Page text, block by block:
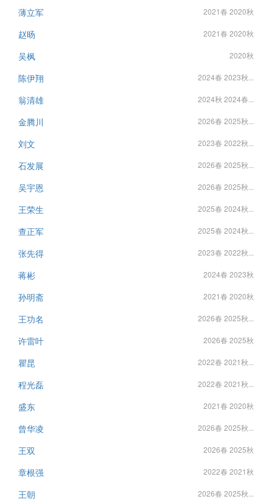
薄立军 2021春 2020秋
赵旸 2021春 2020秋
吴枫 2020秋
陈伊翔 2024春 2023秋...
翁清雄 2024秋 2024春...
金腾川 2026春 2025秋...
刘文 2023春 2022秋...
石发展 2026春 2025秋...
吴宇恩 2026春 2025秋...
王荣生 2025春 2024秋...
查正军 2025春 2024秋...
张先得 2023春 2022秋...
蒋彬 2024春 2023秋
孙明斋 2021春 2020秋
王功名 2026春 2025秋...
许雷叶 2026春 2025秋
瞿昆 2022春 2021秋...
程光磊 2022春 2021秋...
盛东 2021春 2020秋
曾华凌 2026春 2025秋...
王双 2026春 2025秋
章根强 2022春 2021秋
王朝 2026春 2025秋...